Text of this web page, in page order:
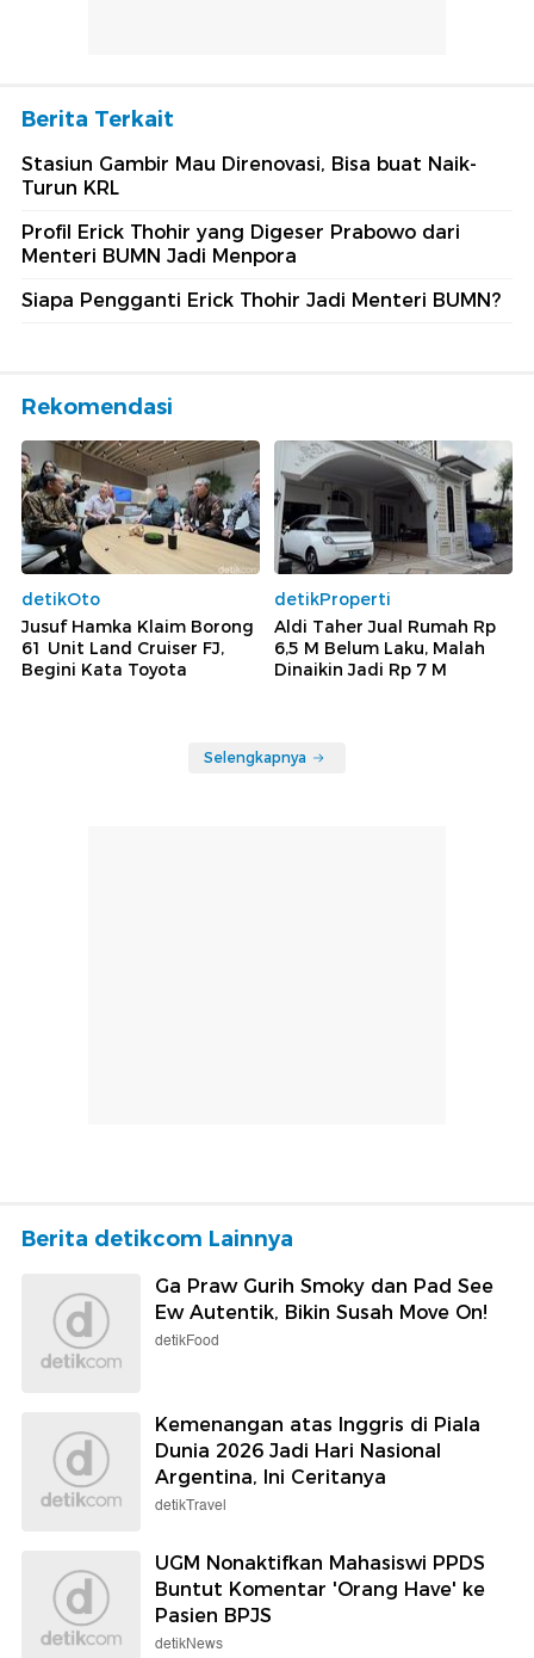
Berita Terkait
Stasiun Gambir Mau Direnovasi, Bisa buat Naik-
Turun KRL
Profil Erick Thohir yang Digeser Prabowo dari
Menteri BUMN Jadi Menpora
Siapa Pengganti Erick Thohir Jadi Menteri BUMN?
Rekomendasi
detikOto
Jusuf Hamka Klaim Borong
61 Unit Land Cruiser FJ,
Begini Kata Toyota
detikProperti
Aldi Taher Jual Rumah Rp
6,5 M Belum Laku, Malah
Dinaikin Jadi Rp 7 M
Selengkapnya
Berita detikcom Lainnya
Ga Praw Gurih Smoky dan Pad See
Ew Autentik, Bikin Susah Move On!
detikFood
Kemenangan atas Inggris di Piala
Dunia 2026 Jadi Hari Nasional
Argentina, Ini Ceritanya
detikTravel
UGM Nonaktifkan Mahasiswi PPDS
Buntut Komentar 'Orang Have' ke
Pasien BPJS
detikNews